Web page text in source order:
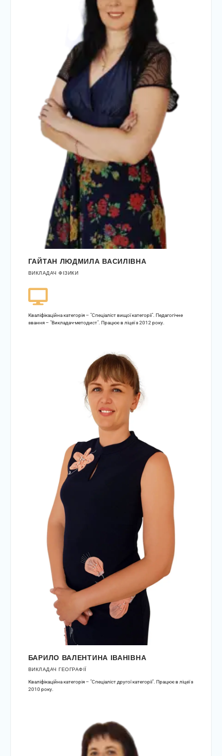
ГАЙТАН ЛЮДМИЛА ВАСИЛІВНА
ВИКЛАДАЧ ФІЗИКИ
Кваліфікаційна категорія – "Спеціаліст вищої категорії". Педагогічне
звання – "Викладач-методист". Працює в ліцеї з 2012 року.
БАРИЛО ВАЛЕНТИНА ІВАНІВНА
ВИКЛАДАЧ ГЕОГРАФІЇ
Кваліфікаційна категорія – "Спеціаліст другої категорії". Працює в ліцеї з
2010 року.